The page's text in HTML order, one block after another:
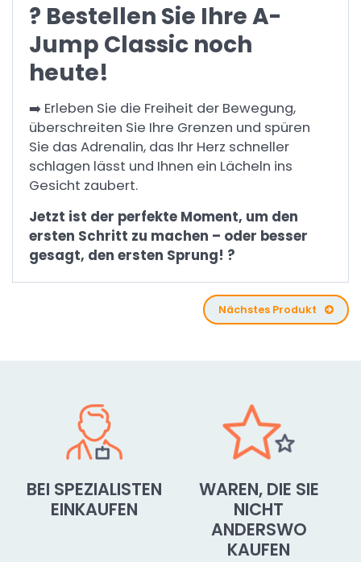
? Bestellen Sie Ihre A-
Jump Classic noch
heute!
➡️ Erleben Sie die Freiheit der Bewegung,
überschreiten Sie Ihre Grenzen und spüren
Sie das Adrenalin, das Ihr Herz schneller
schlagen lässt und Ihnen ein Lächeln ins
Gesicht zaubert.
Jetzt ist der perfekte Moment, um den
ersten Schritt zu machen – oder besser
gesagt, den ersten Sprung! ?
Nächstes Produkt
BEI SPEZIALISTEN
EINKAUFEN
WAREN, DIE SIE
NICHT
ANDERSWO
KAUFEN